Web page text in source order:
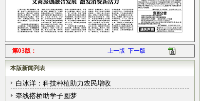
第03版： 上一版 下一版
本版新闻列表
白冰洋：科技种植助力农民增收
牵线搭桥助学子圆梦